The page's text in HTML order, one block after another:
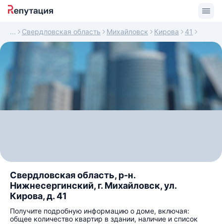
Свердловская область Михайловск Кирова 41
Свердловская область, р-н.
Нижнесергинский, г. Михайловск, ул.
Кирова, д. 41
Получите подробную информацию о доме, включая:
общее количество квартир в здании, наличие и список